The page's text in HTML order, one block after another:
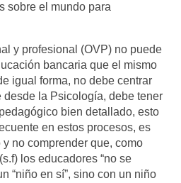
sobre el mundo para
y profesional (OVP) no puede
bancaria que el mismo
igual forma, no debe centrar
la Psicología, debe tener
bien detallado, esto
en estos procesos, es
no comprender que, como
los educadores “no se
“niño en sí”, sino con un niño